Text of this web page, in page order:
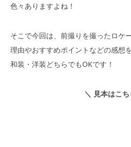
色々ありますよね！
そこで今回は、前撮りを撮ったロケ
理由やおすすめポイントなどの感想
和装・洋装どちらでもOKです！
＼ 見本はこ